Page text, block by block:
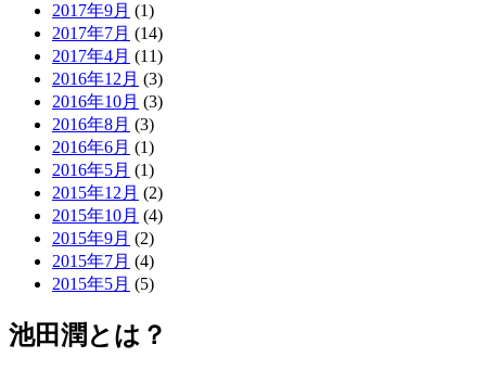
2017年9月 (1)
2017年7月 (14)
2017年4月 (11)
2016年12月 (3)
2016年10月 (3)
2016年8月 (3)
2016年6月 (1)
2016年5月 (1)
2015年12月 (2)
2015年10月 (4)
2015年9月 (2)
2015年7月 (4)
2015年5月 (5)
池田潤とは？